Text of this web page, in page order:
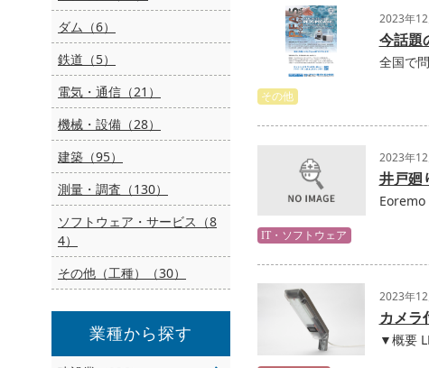
ダム（6）
鉄道（5）
電気・通信（21）
機械・設備（28）
建築（95）
測量・調査（130）
ソフトウェア・サービス（8
4）
その他（工種）（30）
業種から探す
その他
2023年
今話題
全国で
IT・ソフトウェア
2023年
井戸廻
Eoremo
2023年
カメラ
▼概要